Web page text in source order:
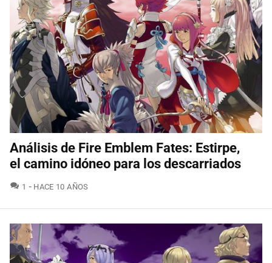
Análisis de Fire Emblem Fates: Estirpe,
el camino idóneo para los descarriados
1 COMENTARIOS
HACE 10 AÑOS